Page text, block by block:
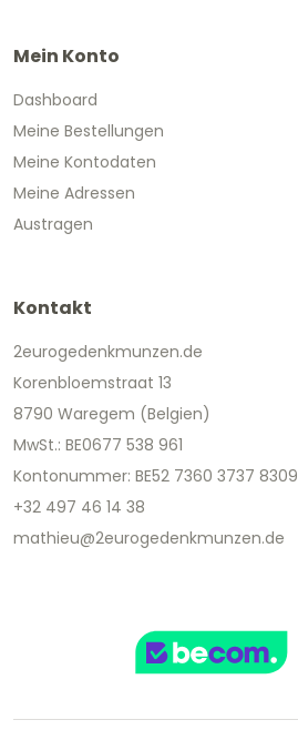
Mein Konto
Dashboard
Meine Bestellungen
Meine Kontodaten
Meine Adressen
Austragen
Kontakt
2eurogedenkmunzen.de
Korenbloemstraat 13
8790 Waregem (Belgien)
MwSt.: BE0677 538 961
Kontonummer: BE52 7360 3737 8309
+32 497 46 14 38
mathieu@2eurogedenkmunzen.de